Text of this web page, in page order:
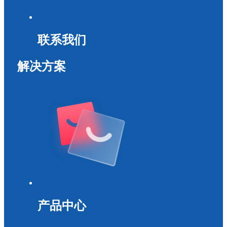
联系我们
解决方案
产品中心